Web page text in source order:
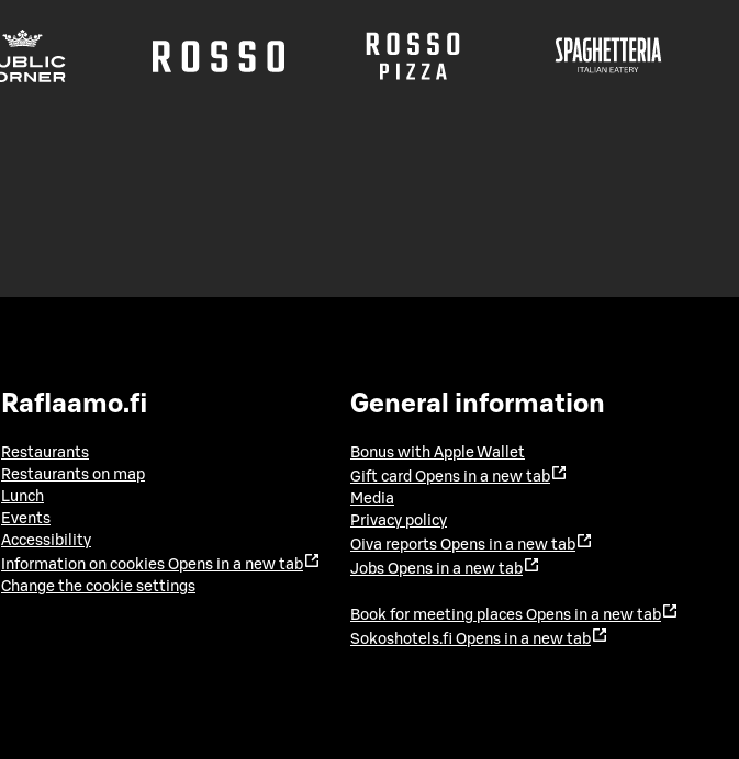
Raflaamo.fi
Restaurants
Restaurants on map
Lunch
Events
Accessibility
Information on cookies Opens in a new tab
Change the cookie settings
General information
Bonus with Apple Wallet
Gift card Opens in a new tab
Media
Privacy policy
Oiva reports Opens in a new tab
Jobs Opens in a new tab
Book for meeting places Opens in a new tab
Sokoshotels.fi Opens in a new tab